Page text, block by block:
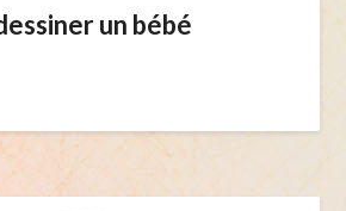
un bébé